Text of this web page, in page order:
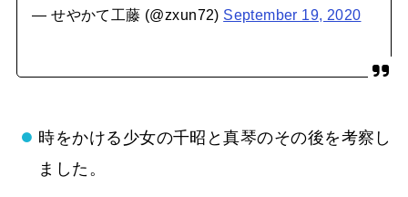
— せやかて工藤 (@zxun72) September 19, 2020
時をかける少女の千昭と真琴のその後を考察し
ました。